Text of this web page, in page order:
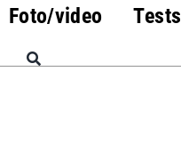
Foto/video Tests